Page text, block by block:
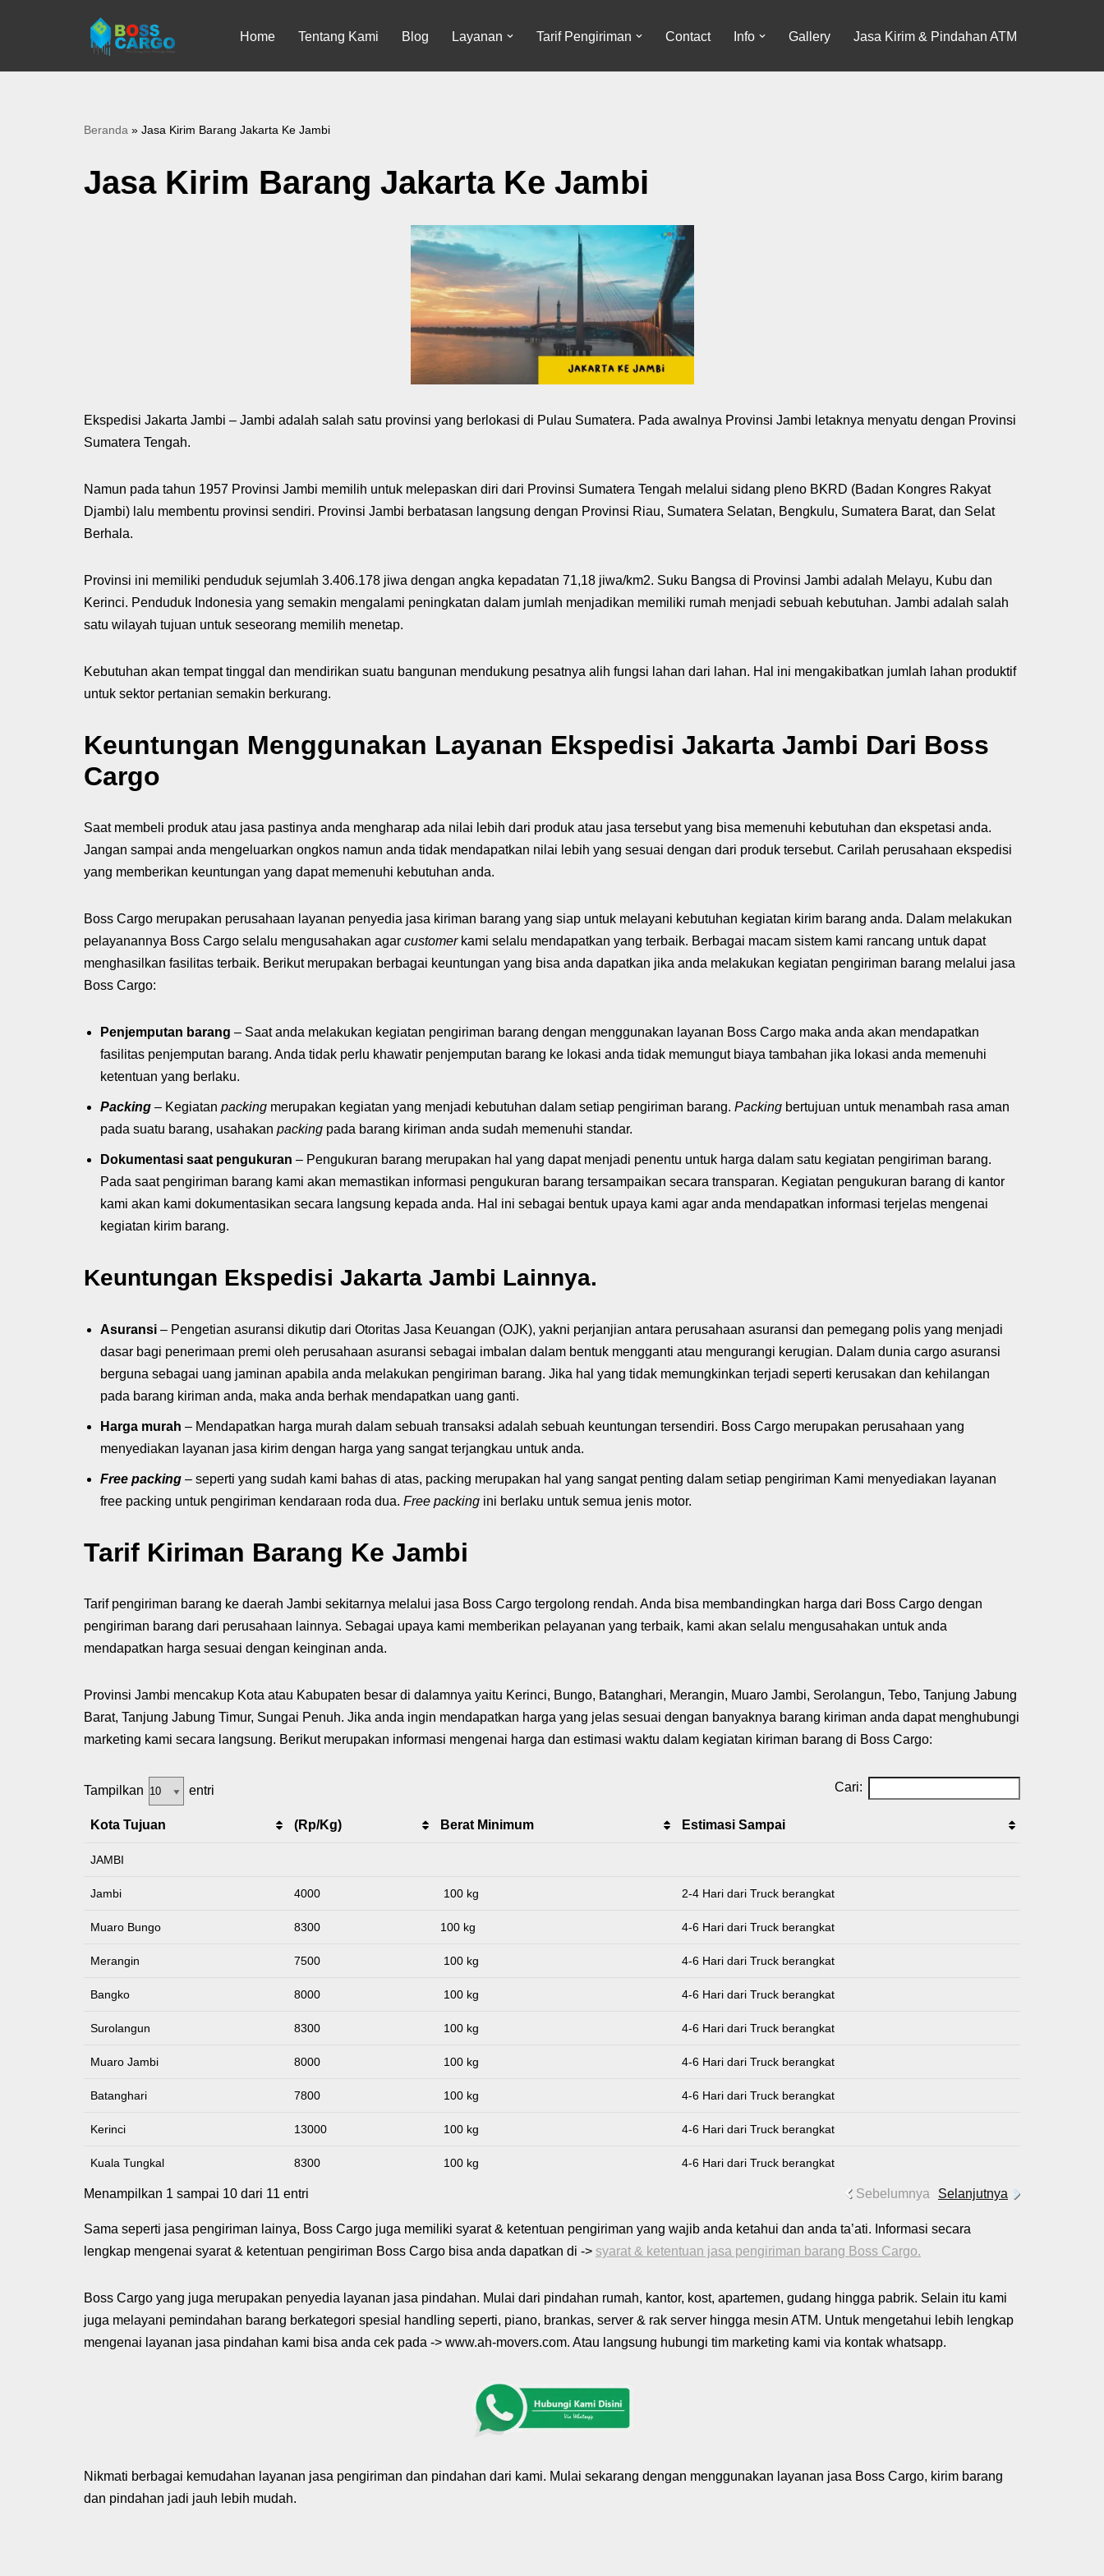
Home Tentang Kami Blog Layanan Tarif Pengiriman Contact Info Gallery Jasa Kirim & Pindahan ATM
Beranda » Jasa Kirim Barang Jakarta Ke Jambi
Jasa Kirim Barang Jakarta Ke Jambi
Ekspedisi Jakarta Jambi – Jambi adalah salah satu provinsi yang berlokasi di Pulau Sumatera. Pada awalnya Provinsi Jambi letaknya menyatu dengan Provinsi
Sumatera Tengah.
Namun pada tahun 1957 Provinsi Jambi memilih untuk melepaskan diri dari Provinsi Sumatera Tengah melalui sidang pleno BKRD (Badan Kongres Rakyat
Djambi) lalu membentu provinsi sendiri. Provinsi Jambi berbatasan langsung dengan Provinsi Riau, Sumatera Selatan, Bengkulu, Sumatera Barat, dan Selat
Berhala.
Provinsi ini memiliki penduduk sejumlah 3.406.178 jiwa dengan angka kepadatan 71,18 jiwa/km2. Suku Bangsa di Provinsi Jambi adalah Melayu, Kubu dan
Kerinci. Penduduk Indonesia yang semakin mengalami peningkatan dalam jumlah menjadikan memiliki rumah menjadi sebuah kebutuhan. Jambi adalah salah
satu wilayah tujuan untuk seseorang memilih menetap.
Kebutuhan akan tempat tinggal dan mendirikan suatu bangunan mendukung pesatnya alih fungsi lahan dari lahan. Hal ini mengakibatkan jumlah lahan produktif
untuk sektor pertanian semakin berkurang.
Keuntungan Menggunakan Layanan Ekspedisi Jakarta Jambi Dari Boss
Cargo
Saat membeli produk atau jasa pastinya anda mengharap ada nilai lebih dari produk atau jasa tersebut yang bisa memenuhi kebutuhan dan ekspetasi anda.
Jangan sampai anda mengeluarkan ongkos namun anda tidak mendapatkan nilai lebih yang sesuai dengan dari produk tersebut. Carilah perusahaan ekspedisi
yang memberikan keuntungan yang dapat memenuhi kebutuhan anda.
Boss Cargo merupakan perusahaan layanan penyedia jasa kiriman barang yang siap untuk melayani kebutuhan kegiatan kirim barang anda. Dalam melakukan
pelayanannya Boss Cargo selalu mengusahakan agar customerkami selalu mendapatkan yang terbaik. Berbagai macam sistem kami rancang untuk dapat
menghasilkan fasilitas terbaik. Berikut merupakan berbagai keuntungan yang bisa anda dapatkan jika anda melakukan kegiatan pengiriman barang melalui jasa
Boss Cargo:
Penjemputan barang – Saat anda melakukan kegiatan pengiriman barang dengan menggunakan layanan Boss Cargo maka anda akan mendapatkan
fasilitas penjemputan barang. Anda tidak perlu khawatir penjemputan barang ke lokasi anda tidak memungut biaya tambahan jika lokasi anda memenuhi
ketentuan yang berlaku.
Packing – Kegiatan packing merupakan kegiatan yang menjadi kebutuhan dalam setiap pengiriman barang. Packing bertujuan untuk menambah rasa aman
pada suatu barang, usahakan packing pada barang kiriman anda sudah memenuhi standar.
Dokumentasi saat pengukuran – Pengukuran barang merupakan hal yang dapat menjadi penentu untuk harga dalam satu kegiatan pengiriman barang.
Pada saat pengiriman barang kami akan memastikan informasi pengukuran barang tersampaikan secara transparan. Kegiatan pengukuran barang di kantor
kami akan kami dokumentasikan secara langsung kepada anda. Hal ini sebagai bentuk upaya kami agar anda mendapatkan informasi terjelas mengenai
kegiatan kirim barang.
Keuntungan Ekspedisi Jakarta Jambi Lainnya.
Asuransi – Pengetian asuransi dikutip dari Otoritas Jasa Keuangan (OJK), yakni perjanjian antara perusahaan asuransi dan pemegang polis yang menjadi
dasar bagi penerimaan premi oleh perusahaan asuransi sebagai imbalan dalam bentuk mengganti atau mengurangi kerugian. Dalam dunia cargo asuransi
berguna sebagai uang jaminan apabila anda melakukan pengiriman barang. Jika hal yang tidak memungkinkan terjadi seperti kerusakan dan kehilangan
pada barang kiriman anda, maka anda berhak mendapatkan uang ganti.
Harga murah – Mendapatkan harga murah dalam sebuah transaksi adalah sebuah keuntungan tersendiri. Boss Cargo merupakan perusahaan yang
menyediakan layanan jasa kirim dengan harga yang sangat terjangkau untuk anda.
Free packing – seperti yang sudah kami bahas di atas, packing merupakan hal yang sangat penting dalam setiap pengiriman Kami menyediakan layanan
free packing untuk pengiriman kendaraan roda dua. Free packing ini berlaku untuk semua jenis motor.
Tarif Kiriman Barang Ke Jambi
Tarif pengiriman barang ke daerah Jambi sekitarnya melalui jasa Boss Cargo tergolong rendah. Anda bisa membandingkan harga dari Boss Cargo dengan
pengiriman barang dari perusahaan lainnya. Sebagai upaya kami memberikan pelayanan yang terbaik, kami akan selalu mengusahakan untuk anda
mendapatkan harga sesuai dengan keinginan anda.
Provinsi Jambi mencakup Kota atau Kabupaten besar di dalamnya yaitu Kerinci, Bungo, Batanghari, Merangin, Muaro Jambi, Serolangun, Tebo, Tanjung Jabung
Barat, Tanjung Jabung Timur, Sungai Penuh. Jika anda ingin mendapatkan harga yang jelas sesuai dengan banyaknya barang kiriman anda dapat menghubungi
marketing kami secara langsung. Berikut merupakan informasi mengenai harga dan estimasi waktu dalam kegiatan kiriman barang di Boss Cargo:
Tampilkan entri Cari:
Kota Tujuan (Rp/Kg) Berat Minimum Estimasi Sampai
JAMBI
Jambi 4000 100 kg 2-4 Hari dari Truck berangkat
Muaro Bungo 8300 100 kg 4-6 Hari dari Truck berangkat
Merangin 7500 100 kg 4-6 Hari dari Truck berangkat
Bangko 8000 100 kg 4-6 Hari dari Truck berangkat
Surolangun 8300 100 kg 4-6 Hari dari Truck berangkat
Muaro Jambi 8000 100 kg 4-6 Hari dari Truck berangkat
Batanghari 7800 100 kg 4-6 Hari dari Truck berangkat
Kerinci 13000 100 kg 4-6 Hari dari Truck berangkat
Kuala Tungkal 8300 100 kg 4-6 Hari dari Truck berangkat
Menampilkan 1 sampai 10 dari 11 entri Sebelumnya Selanjutnya
Sama seperti jasa pengiriman lainya, Boss Cargo juga memiliki syarat & ketentuan pengiriman yang wajib anda ketahui dan anda ta’ati. Informasi secara
lengkap mengenai syarat & ketentuan pengiriman Boss Cargo bisa anda dapatkan di -> syarat & ketentuan jasa pengiriman barang Boss Cargo.
Boss Cargo yang juga merupakan penyedia layanan jasa pindahan. Mulai dari pindahan rumah, kantor, kost, apartemen, gudang hingga pabrik. Selain itu kami
juga melayani pemindahan barang berkategori spesial handling seperti, piano, brankas, server & rak server hingga mesin ATM. Untuk mengetahui lebih lengkap
mengenai layanan jasa pindahan kami bisa anda cek pada -> www.ah-movers.com. Atau langsung hubungi tim marketing kami via kontak whatsapp.
Nikmati berbagai kemudahan layanan jasa pengiriman dan pindahan dari kami. Mulai sekarang dengan menggunakan layanan jasa Boss Cargo, kirim barang
dan pindahan jadi jauh lebih mudah.